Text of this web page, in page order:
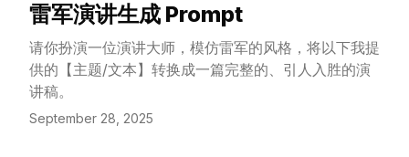
现在可以直接运行它们自己写的代码、修正错误、深挖
现有的实现细节，甚至还能通过做实验来为问题找到有
效的代码解决方案。
雷军演讲生成 Prompt
请你扮演一位演讲大师，模仿雷军的风格，将以下我提
供的【主题/文本】转换成一篇完整的、引人入胜的演
讲稿。
September 28, 2025
View Article